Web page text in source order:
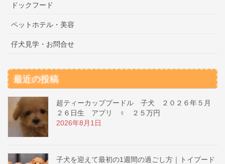
ドックフード
ペットホテル・美容
仔犬見学・お問合せ
最近の投稿
超ティーカッププードル 子犬 ２０２６年５月
２６日生 アプリ ♀ ２５万円
2026年8月1日
子犬を迎えて最初の1週間の過ごし方｜トイプード